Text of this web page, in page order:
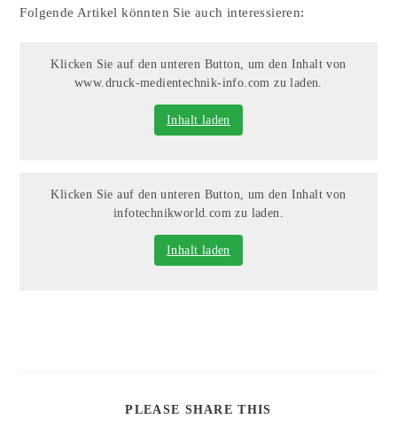
Folgende Artikel könnten Sie auch interessieren:
Klicken Sie auf den unteren Button, um den Inhalt von
www.druck-medientechnik-info.com zu laden.
Inhalt laden
Klicken Sie auf den unteren Button, um den Inhalt von
infotechnikworld.com zu laden.
Inhalt laden
PLEASE SHARE THIS